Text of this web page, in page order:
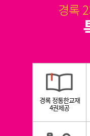
경록
경록 정통한교재
4권제공